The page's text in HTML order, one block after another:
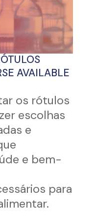
AVAILABLE
os rótulos
escolhas
e
e bem-
para